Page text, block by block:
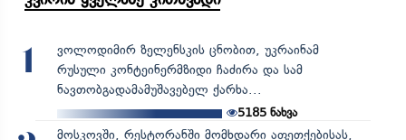
1
ვოლოდიმირ ზელენსკის ცნობით, უკრაინამ
რუსული კონტეინერმზიდი ჩაძირა და სამ
ნავთობგადამამუშავებელ ქარხა...
5185 ნახვა
მოსკოვში, რესტორანში მომხდარი აფეთქებისას,